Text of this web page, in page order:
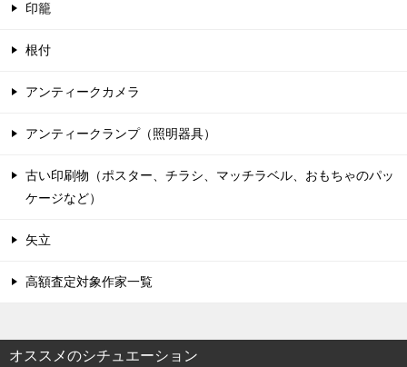
印籠
根付
アンティークカメラ
アンティークランプ（照明器具）
古い印刷物（ポスター、チラシ、マッチラベル、おもちゃのパッ
ケージなど）
矢立
高額査定対象作家一覧
オススメのシチュエーション